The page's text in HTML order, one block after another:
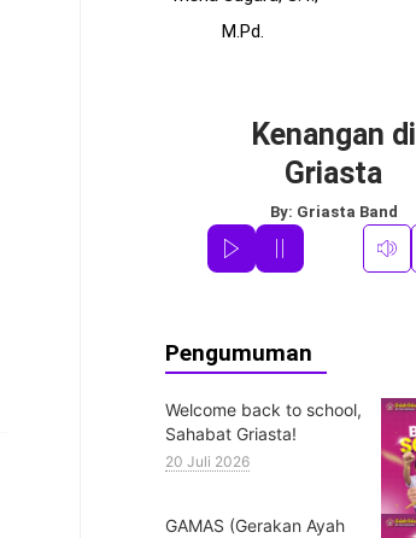
M.Pd.
Kenangan di
Griasta
By: Griasta Band
Pengumuman
Welcome back to school,
Sahabat Griasta!
20 Juli 2026
GAMAS (Gerakan Ayah